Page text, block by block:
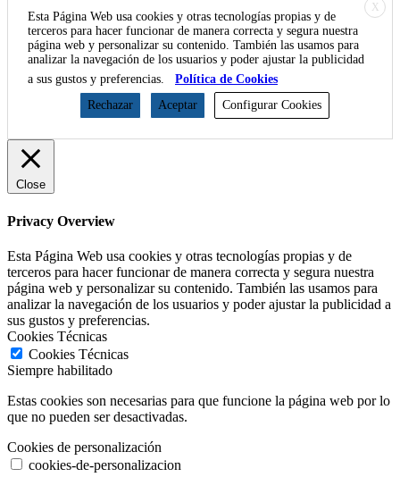
X
Esta Página Web usa cookies y otras tecnologías propias y de
terceros para hacer funcionar de manera correcta y segura nuestra
página web y personalizar su contenido. También las usamos para
analizar la navegación de los usuarios y poder ajustar la publicidad
a sus gustos y preferencias.
Política de Cookies
Rechazar
Aceptar Configurar Cookies
Close
Privacy Overview
Esta Página Web usa cookies y otras tecnologías propias y de
terceros para hacer funcionar de manera correcta y segura nuestra
página web y personalizar su contenido. También las usamos para
analizar la navegación de los usuarios y poder ajustar la publicidad a
sus gustos y preferencias.
Cookies Técnicas
Cookies Técnicas
Siempre habilitado
Estas cookies son necesarias para que funcione la página web por lo
que no pueden ser desactivadas.
Cookies de personalización
cookies-de-personalizacion